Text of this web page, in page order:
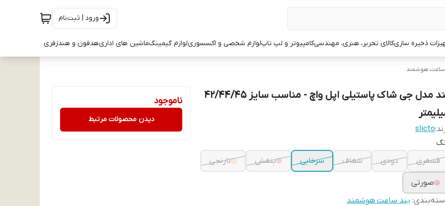
ورود | ثبت‌نام
ذخیره سازیکالای تحریر، هنری، مهندسیکامپیوتر و لپ تاپلوازم شخصی و اکسسوریلوازم گیمینگماشین های اداریهدفون و هندزفری
ساعت هوشمند
بند مدل جی شاک پاستیلی اپل واچ - مناسب سایز 42/44/45
slicto
فسفری
دودی شفاف سرخابی بنفش نارنجی
صورتی
: بند ساعت هوشمند
ناموجود
دیدن محصولات مرتبط